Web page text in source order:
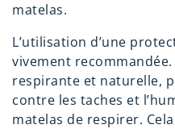
matelas.
L’utilisation d’une
vivement
respirante et naturelle,
contre les taches et
matelas de respirer.